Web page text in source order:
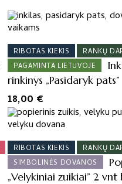
RIBOTAS KIEKIS RANKŲ
PAGAMINTA LIETUVOJE
rinkinys „Pasidaryk pats”
18,00 €
RIBOTAS KIEKIS RANKŲ
SIMBOLINĖS DOVANOS
„Velykiniai zuikiai” 2 vnt